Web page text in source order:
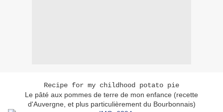
Recipe for my childhood potato pie
Le pâté aux pommes de terre de mon enfance (recette
d'Auvergne, et plus particulièrement du Bourbonnais)